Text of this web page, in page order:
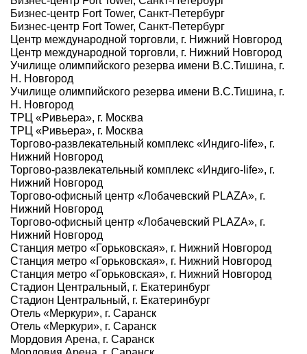
Бизнес-центр Fort Tower, Санкт-Петербург
Бизнес-центр Fort Tower, Санкт-Петербург
Центр международной торговли, г. Нижний Новгород
Центр международной торговли, г. Нижний Новгород
Училище олимпийского резерва имени В.С.Тишина, г.
Н. Новгород
Училище олимпийского резерва имени В.С.Тишина, г.
Н. Новгород
ТРЦ «Ривьера», г. Москва
ТРЦ «Ривьера», г. Москва
Торгово-развлекательный комплекс «Индиго-life», г.
Нижний Новгород
Торгово-развлекательный комплекс «Индиго-life», г.
Нижний Новгород
Торгово-офисный центр «Лобачевский PLAZA», г.
Нижний Новгород
Торгово-офисный центр «Лобачевский PLAZA», г.
Нижний Новгород
Станция метро «Горьковская», г. Нижний Новгород
Станция метро «Горьковская», г. Нижний Новгород
Станция метро «Горьковская», г. Нижний Новгород
Стадион Центральный, г. Екатеринбург
Стадион Центральный, г. Екатеринбург
Отель «Меркури», г. Саранск
Отель «Меркури», г. Саранск
Мордовия Арена, г. Саранск